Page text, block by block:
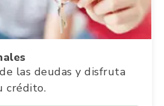
las deudas y disfruta
crédito.